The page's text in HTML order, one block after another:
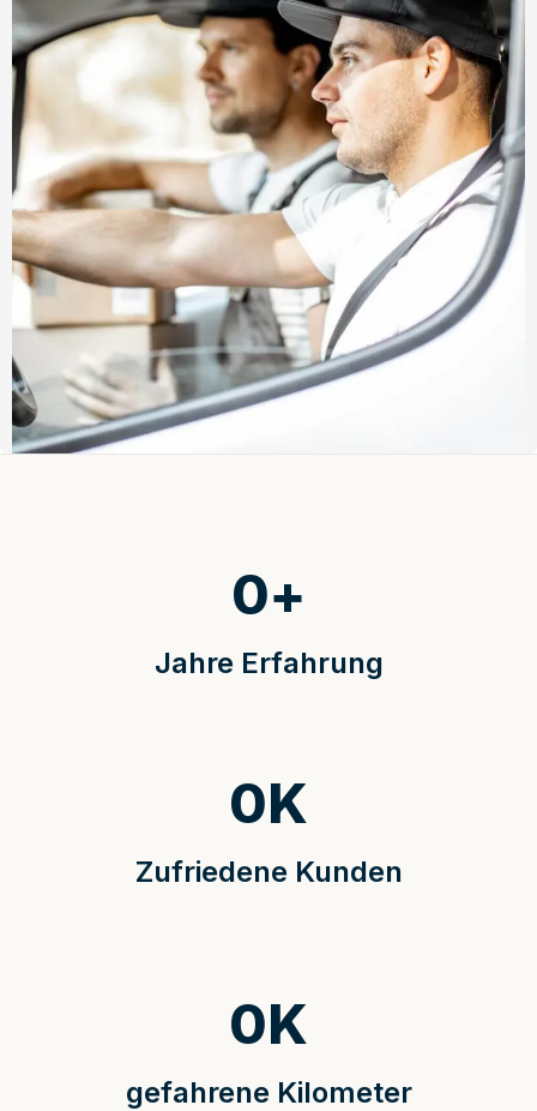
Jahre Erfahrung
0+
Zufriedene Kunden
0K
gefahrene Kilometer
0K